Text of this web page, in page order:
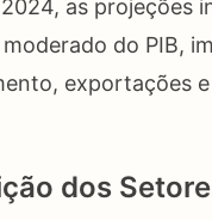
as projeções
do PIB,
exportações
dos